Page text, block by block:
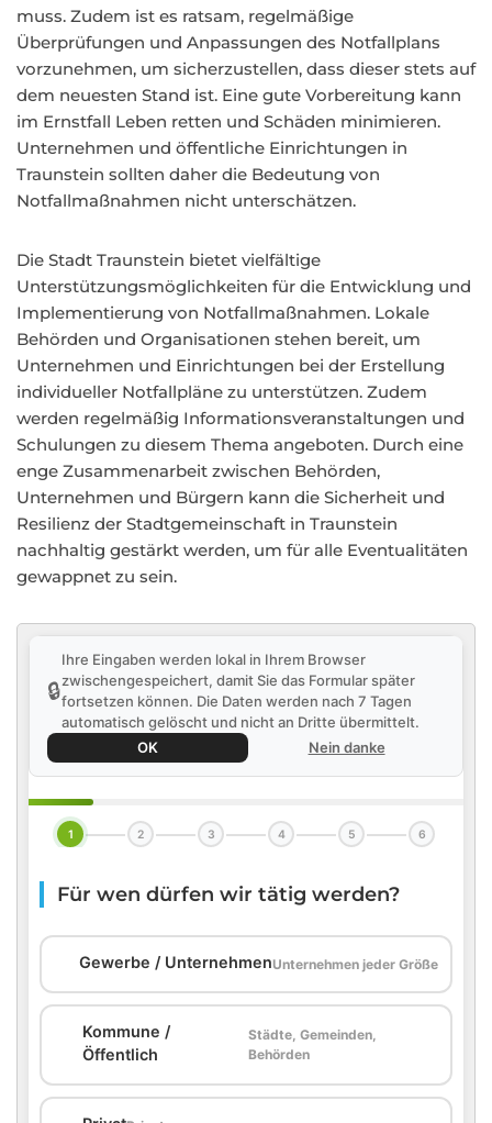
muss. Zudem ist es ratsam, regelmäßige
Überprüfungen und Anpassungen des Notfallplans
vorzunehmen, um sicherzustellen, dass dieser stets auf
dem neuesten Stand ist. Eine gute Vorbereitung kann
im Ernstfall Leben retten und Schäden minimieren.
Unternehmen und öffentliche Einrichtungen in
Traunstein sollten daher die Bedeutung von
Notfallmaßnahmen nicht unterschätzen.
Die Stadt Traunstein bietet vielfältige
Unterstützungsmöglichkeiten für die Entwicklung und
Implementierung von Notfallmaßnahmen. Lokale
Behörden und Organisationen stehen bereit, um
Unternehmen und Einrichtungen bei der Erstellung
individueller Notfallpläne zu unterstützen. Zudem
werden regelmäßig Informationsveranstaltungen und
Schulungen zu diesem Thema angeboten. Durch eine
enge Zusammenarbeit zwischen Behörden,
Unternehmen und Bürgern kann die Sicherheit und
Resilienz der Stadtgemeinschaft in Traunstein
nachhaltig gestärkt werden, um für alle Eventualitäten
gewappnet zu sein.
🔒
Ihre Eingaben werden lokal in Ihrem Browser
zwischengespeichert, damit Sie das Formular später
fortsetzen können. Die Daten werden nach 7 Tagen
automatisch gelöscht und nicht an Dritte übermittelt.
OK
Nein danke
1 2 3 4 5 6
Für wen dürfen wir tätig werden?
Gewerbe / UnternehmenUnternehmen jeder Größe
Kommune /
Öffentlich
Städte, Gemeinden,
Behörden